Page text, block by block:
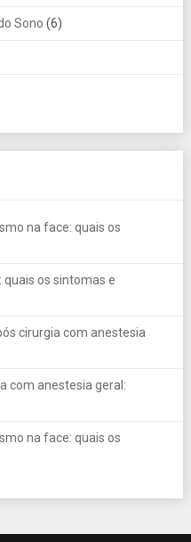
Sono (6)
na face: quais os
os sintomas e
cirurgia com anestesia
com anestesia geral:
na face: quais os